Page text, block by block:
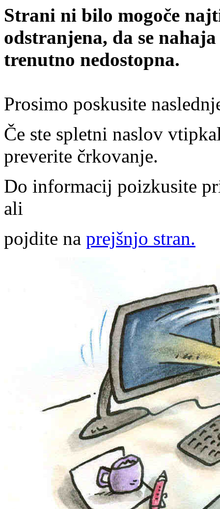
Strani ni bilo mogoče
odstranjena, da se
trenutno nedostopna.
Prosimo poskusite
Če ste spletni naslov
preverite črkovanje.
Do informacij poizkusite
ali
pojdite na prejšnjo stran.